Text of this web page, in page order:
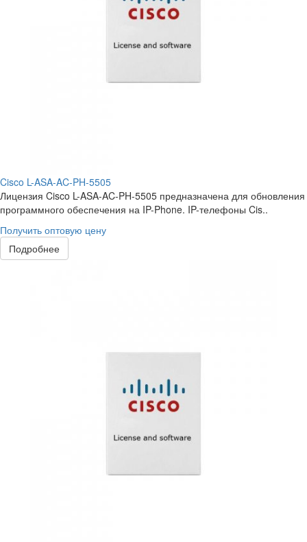
Cisco L-ASA-AC-PH-5505
Лицензия Cisco L-ASA-AC-PH-5505 предназначена для обновления
программного обеспечения на IP-Phone. IP-телефоны Cis..
Получить оптовую цену
Подробнее